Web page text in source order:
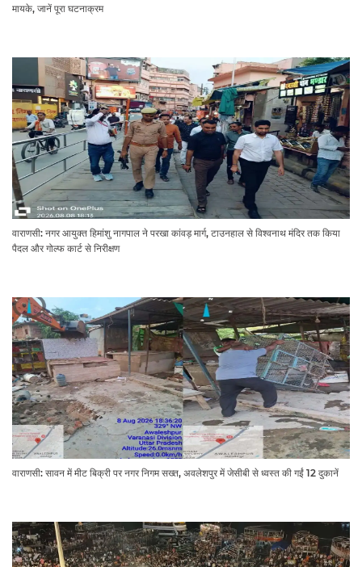
मायके, जानें पूरा घटनाक्रम
वाराणसी: नगर आयुक्त हिमांशु नागपाल ने परखा कांवड़ मार्ग, टाउनहाल से विश्वनाथ मंदिर तक किया
पैदल और गोल्फ कार्ट से निरीक्षण
वाराणसी: सावन में मीट बिक्री पर नगर निगम सख्त, अवलेशपुर में जेसीबी से ध्वस्त की गईं 12 दुकानें